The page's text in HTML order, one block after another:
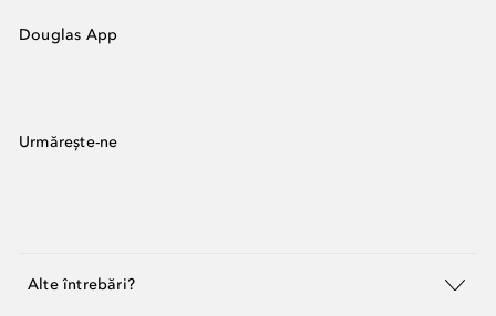
Douglas App
Urmărește-ne
Alte întrebări?